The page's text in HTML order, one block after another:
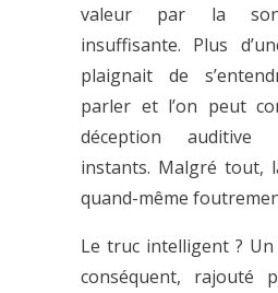
valeur par la
insuffisante. Plus
plaignait de
parler et l’on peut
déception auditive
instants. Malgré tout,
quand-même
Le truc intelligent ?
conséquent, rajouté